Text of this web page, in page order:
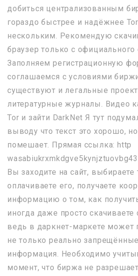
добиться централизованным
гораздо быстрее и надёжнее
нескольким. Рекомендую
браузер только с официального
Заполняем регистрационную
соглашаемся с условиями
существуют и легальные
литературные журналы. Видео
Tor и зайти DarkNet Я тут
выводу что текст это хорошо,
помешает. Прямая ссылка: http
Вы заходите на сайт, выбираете
оплачиваете его, получаете
информацию о том, как
иногда даже просто скачиваете
ведь в даркнет-маркете может
не только реально
информация. Необходимо
момент, что биржа не